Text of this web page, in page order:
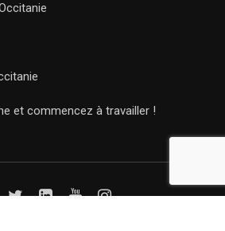
et commencez à travailler !